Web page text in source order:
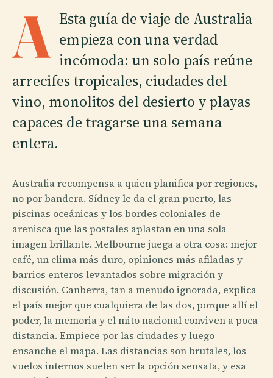
A Esta guía de viaje de Australia
empieza con una verdad
incómoda: un solo país reúne
arrecifes tropicales, ciudades del
vino, monolitos del desierto y playas
capaces de tragarse una semana
entera.
Australia recompensa a quien planifica por regiones,
no por bandera. Sídney le da el gran puerto, las
piscinas oceánicas y los bordes coloniales de
arenisca que las postales aplastan en una sola
imagen brillante. Melbourne juega a otra cosa: mejor
café, un clima más duro, opiniones más afiladas y
barrios enteros levantados sobre migración y
discusión. Canberra, tan a menudo ignorada, explica
el país mejor que cualquiera de las dos, porque allí el
poder, la memoria y el mito nacional conviven a poca
distancia. Empiece por las ciudades y luego
ensanche el mapa. Las distancias son brutales, los
vuelos internos suelen ser la opción sensata, y esa